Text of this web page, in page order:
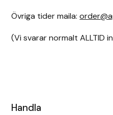
Övriga tider maila:
(Vi svarar normalt ALLTID
Handla